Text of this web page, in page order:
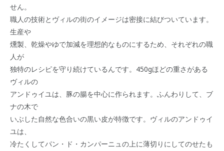
せん。
職人の技術とヴィルの街のイメージは密接に結びついています。
生産や
燻製、乾燥やゆで加減を理想的なものにするため、それぞれの職
人が
独特のレシピを守り続けているんです。450gほどの重さがある
ヴィルの
アンドゥイユは、豚の腸を中心に作られます。ふんわりして、ブ
ナの木で
いぶした自然な色合いの黒い皮が特徴です。ヴィルのアンドゥイ
ユは、
冷たくしてパン・ド・カンパーニュの上に薄切りにしてのせたも